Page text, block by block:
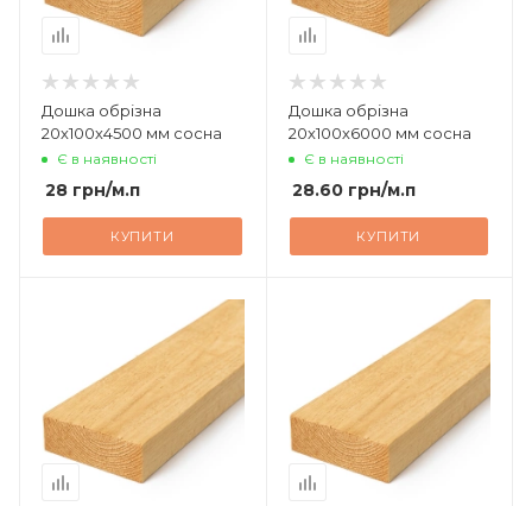
Дошка обрізна
20х100х4500 мм сосна
Є в наявності
28 грн/м.п
КУПИТИ
Дошка обрізна
20х100х6000 мм сосна
Є в наявності
28.60грн/м.п
КУПИТИ